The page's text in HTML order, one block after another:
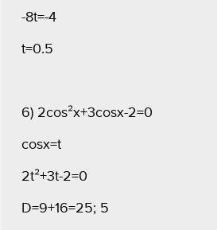
-8t=-4
t=0.5
6) 2cos²x+3cosx-2=0
cosx=t
2t²+3t-2=0
D=9+16=25; 5